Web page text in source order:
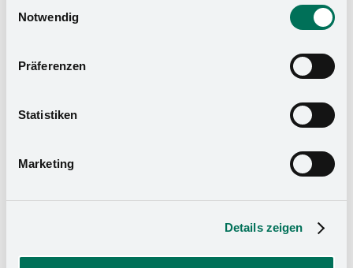
zu Sicherheits- und Überwachungszwecken zugreifen,
Rechtsmittel einlegen können. Mit Ihrer Einstellung
willigen Sie in die oben beschriebenen Vorgänge ein. Sie
widerrufen. Mehr Informationen finden Sie in unserer
Impressum.
Notwendig
Präferenzen
Statistiken
Marketing
Details zeigen